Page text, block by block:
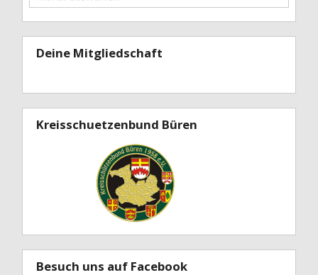
Deine Mitgliedschaft
Kreisschuetzenbund Büren
Besuch uns auf Facebook